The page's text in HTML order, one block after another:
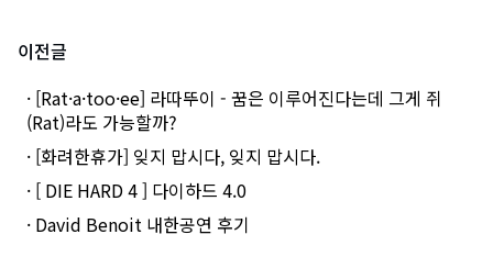
이전글
· [Rat·a·too·ee] 라따뚜이 - 꿈은 이루어진다는데 그게 쥐
(Rat)라도 가능할까?
· [화려한휴가] 잊지 맙시다, 잊지 맙시다.
· [ DIE HARD 4 ] 다이하드 4.0
· David Benoit 내한공연 후기